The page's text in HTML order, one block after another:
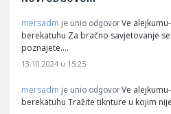
mersadm je unio odgovor Ve
berekatuhu Za bračno savjetovanje
poznajete.…
13.10.2024 u 15:25
mersadm je unio odgovor Ve
berekatuhu Tražite tiknture u kojim